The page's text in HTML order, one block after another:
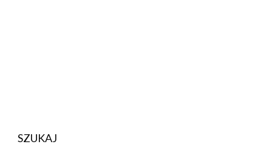
SZUKAJ